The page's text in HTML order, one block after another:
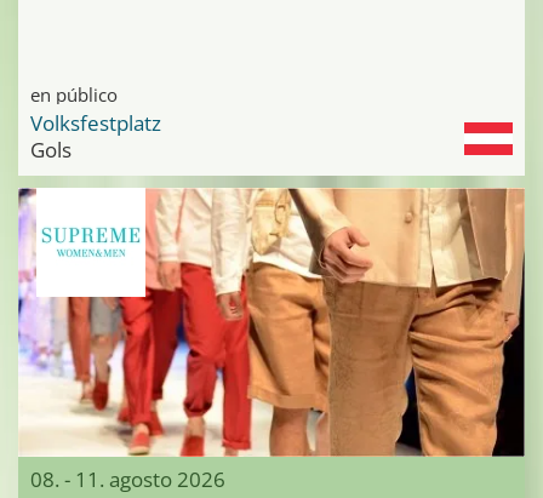
en público
Volksfestplatz
Gols
08. - 11. agosto 2026